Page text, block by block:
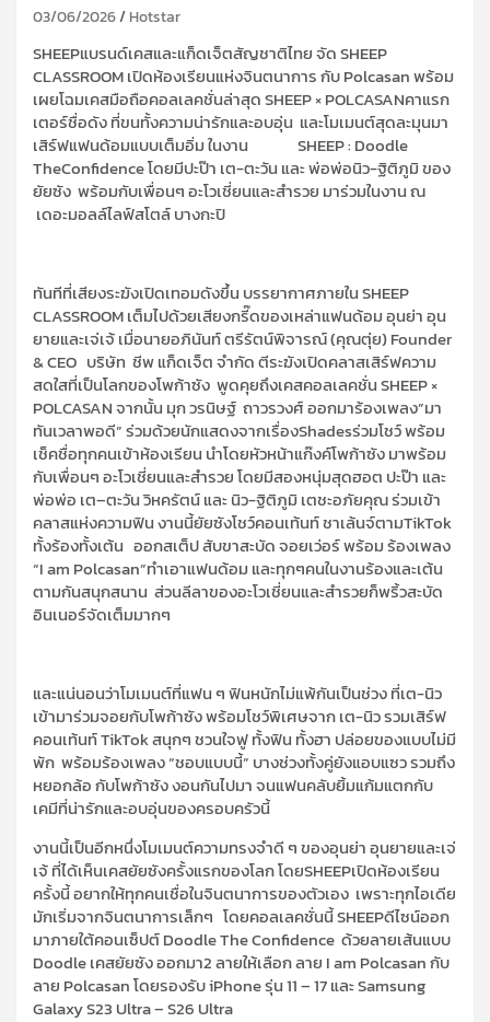
03/06/2026 Hotstar
SHEEPแบรนด์เคสและแก็ดเจ็ตสัญชาติไทย จัดSHEEP
CLASSROOMเปิดห้องเรียนแห่งจินตนาการ กับPolcasanพร้อม
เผยโฉมเคสมือถือคอลเลคชั่นล่าสุดSHEEP×POLCASANคาแรก
เตอรชื่อดังที่ขนทั้งความน่ารักและอบอุ่น และโมเมนต์สุดละมุนมา
เสิร์ฟแฟนด้อมแบบเต็มอิ่มในงาน SHEEP : Doodle
TheConfidenceโดยมีปะป๊า เต-ตะวัน และพ่อพ่อนิว-ฐิติภูมิของ
ยัยซัง พร้อมกับเพื่อนๆอะโวเชี่ยนและสำรวย มาร่วมในงานณ
เดอะมอลล์ไลฟ์สโตล์บางกะปิ
ทันทีที่เสียงระฆังเปิดเทอมดังขึ้น บรรยากาศภายในSHEEP
CLASSROOMเต็มไปด้วยเสียงกรี๊ดของเหล่าแฟนด้อมอุนย่าอุน
ยายและเจ่เจ้เมื่อนายอภินันท์ ตรีรัตน์พิจารณ์ (คุณตุ่ย)Founder
&CEO บริษัท ชีพ แก็ดเจ็ต จำกัดตีระฆังเปิดคลาสเสิร์ฟความ
สดใสที่เป็นโลกของโพก้าซัง พูดคุยถึงเคสคอลเลคชั่นSHEEP ×
POLCASANจากนั้น มุก วรนิษฐ์ ถาวรวงศ์ออกมาร้องเพลง”มา
ทันเวลาพอดี”ร่วมด้วยนักแสดงจากเรื่องShadesร่วมโชว์พร้อม
เช็คชื่อทุกคนเข้าห้องเรียน นำโดยหัวหน้าแก๊งค์โพก้าซังมาพร้อม
กับเพื่อนๆอะโวเชียนและสำรวยโดยมีสองหนุ่มสุดฮอต ปะป๊า และ
พ่อพ่อ เต–ตะวัน วิหครัตน์และนิว-ฐิติภูมิ เตชะอภัยคุณร่วมเข้า
คลาสแห่งความฟินงานนี้ยัยซังโชว์คอนเท้นท์ชาเล้นจ์ตามTikTok
ทั้งร้องทั้งเต้น ออกสเต็ป สับขาสะบัด จอยเว่อร์พร้อมร้องเพลง
“I am Polcasan”ทำเอาแฟนด้อม และทุกๆคนในงานร้องและเต้น
ตามกันสนุกสนาน ส่วนลีลาของอะโวเชี่ยนและสำรวยก็พริ้วสะบัด
อินเนอร์จัดเต็มมากๆ
และแน่นอนว่าโมเมนต์ที่แฟน ๆฟินหนักไม่แพ้กันเป็นช่วงที่เต-นิว
เข้ามาร่วมจอยกับโพก้าซังพร้อมโชว์พิเศษจาก เต-นิวรวมเสิร์ฟ
คอนเท้นท์TikTokสนุกๆ ชวนใจฟู ทั้งฟิน ทั้งฮา ปล่อยของแบบไม่มี
พัก พร้อมร้องเพลง “ชอบแบบนี้” บางช่วงทั้งคู่ยังแอบแซวรวมถึง
หยอกล้อ กับโพกาซัง งอนกันไปมาจนแฟนคลับยิ้มแก้มแตกกับ
เคมีที่น่ารักและอบอุ่นของครอบครัวนี้
งานนี้เป็นอีกหนึงโมเมนต์ความทรงจำดี ๆ ของอุนย่า อุนยายและเจ่
เจ้ที่ได้เห็นเคสยัยซังครั้งแรกของโลกโดยSHEEPเปิดห้องเรียน
ครั้งนี้อยากให้ทุกคนเชื่อในจินตนาการของตัวเอง เพราะทุกไอเดีย
มักเริ่มจากจินตนาการเล็กๆ โดยคอลเลคชั่นนี้SHEEPดีไซน์ออก
มาภายใต้คอนเซ็ปต์Doodle TheConfidence ด้วยลายเส้นแบบ
Doodleเคสยัยซังออกมา2ลายให้เลือกลาย I am Polcasanกับ
ลาย PolcasanโดยรองรับiPhoneรุ่น11 – 17และSamsung
Galaxy S23 Ultra – S26 Ultra